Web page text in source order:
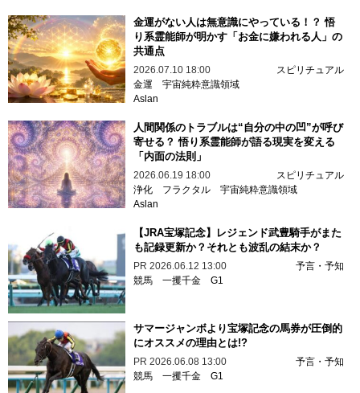
金運がない人は無意識にやっている！？ 悟
り系霊能師が明かす「お金に嫌われる人」の
共通点
2026.07.10 18:00
スピリチュアル
金運 宇宙純粋意識領域
Aslan
人間関係のトラブルは“自分の中の凹”が呼び
寄せる？ 悟り系霊能師が語る現実を変える
「内面の法則」
2026.06.19 18:00
スピリチュアル
浄化
フラクタル 宇宙純粋意識領域
Aslan
【JRA宝塚記念】レジェンド武豊騎手がまた
も記録更新か？それとも波乱の結末か？
PR 2026.06.12 13:00
予言・予知
競馬 一攫千金 G1
サマージャンボより宝塚記念の馬券が圧倒的
にオススメの理由とは!?
PR 2026.06.08 13:00
予言・予知
競馬 一攫千金 G1